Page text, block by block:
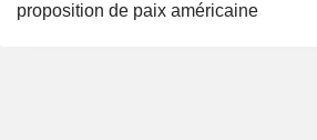
proposition de paix américaine